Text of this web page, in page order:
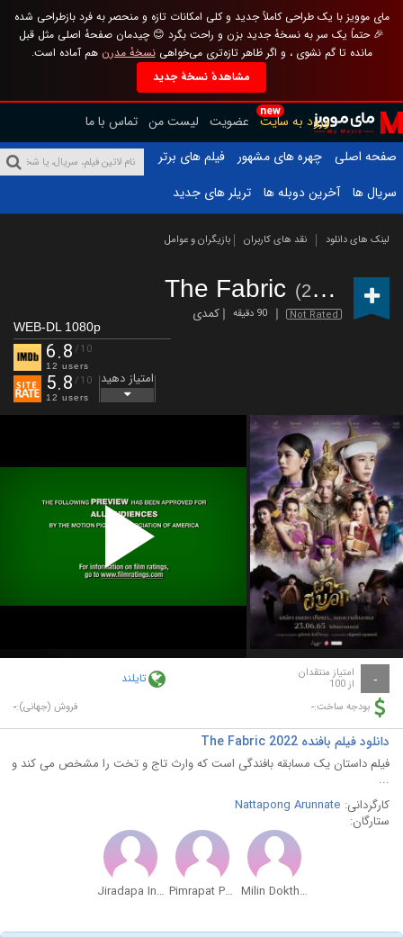
مای موویز با یک طراحی کاملاً جدید و کلی امکانات تازه و منحصر به فرد بازطراحی شده
🎉 حتماً یک سر به نسخهٔ جدید بزن و راحت بگرد 😊 چیدمان صفحهٔ اصلی مثل قبل
مانده تا گم نشوی ، و اگر ظاهر تازه‌تری می‌خواهینسخهٔ مدرن هم آماده است.
مشاهدهٔ نسخهٔ جدید
new
ورود به سایت عضویت لیست من تماس با ما
صفحه اصلی
چهره های مشهور
فیلم های برتر
سریال ها
آخرین دوبله ها تریلر های جدید
لینک های دانلود نقد های کاربران بازیگران و عوامل
The Fabric (2022)
Not Rated 90 دقیقه کمدی
WEB-DL 1080p
6.8 /10
12 users
5.8 /10
12 users
امتیاز دهید
Play
Video
- امتیاز منتقدان
از 100 تایلند
بودجه ساخت:- فروش (جهانی):-
دانلود فیلم بافنده The Fabric 2022
فیلم داستان یک مسابقه بافندگی است که وارث تاج و تخت را مشخص می کند و
...
کارگردانی: Nattapong Arunnate
ستارگان:
Milin Dokthian
Pimrapat Phadungwatanachok
Jiradapa Intajak